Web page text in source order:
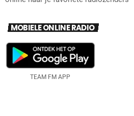
MOBIELE ONLINE RADIO
TEAM FM APP